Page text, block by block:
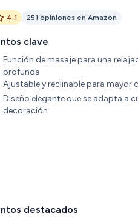
4.1 251 opiniones en Amazon
clave
Función de masaje para una
profunda
Ajustable y reclinable para mayor
Diseño elegante que se adapta a
decoración
destacados